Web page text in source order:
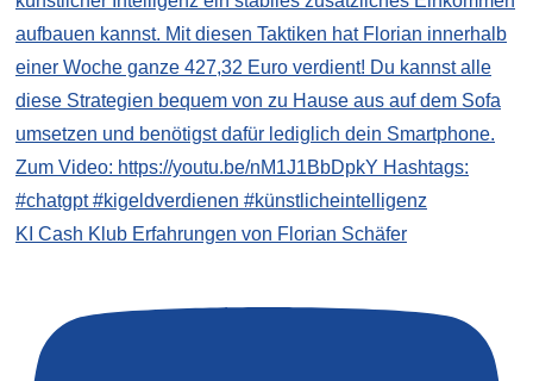
KI Cash Klub Erfahrungen von Florian Schäfer